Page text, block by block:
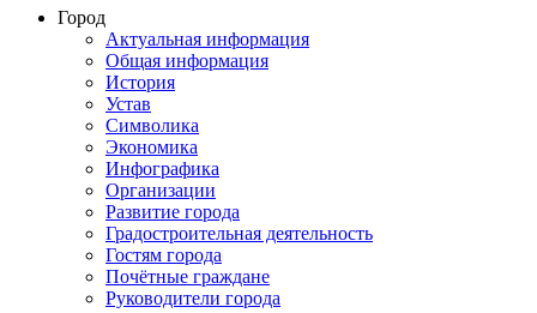
Город
Актуальная информация
Общая информация
История
Устав
Символика
Экономика
Инфографика
Организации
Развитие города
Градостроительная деятельность
Гостям города
Почётные граждане
Руководители города